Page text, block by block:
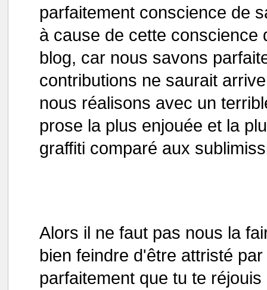
parfaitement conscience de
à cause de cette
blog, car nous savons
contributions ne saurait
nous réalisons avec un
prose la plus enjouée et la
graffiti comparé aux
Alors il ne faut pas nous la
bien feindre d'être attristé
parfaitement que tu te